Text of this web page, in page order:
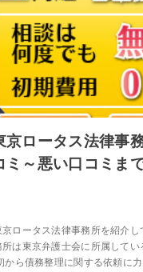
京ロータス法律事
ミ～悪い口コミま
ロータス法律事務所を紹介し
は東京弁護士会に所属してい
から債務整理に関する依頼に力